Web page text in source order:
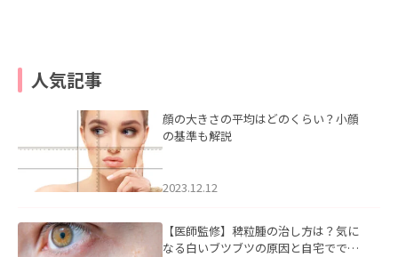
人気記事
顔の大きさの平均はどのくらい？小顔
の基準も解説
2023.12.12
【医師監修】稗粒腫の治し方は？気に
なる白いブツブツの原因と自宅ででき